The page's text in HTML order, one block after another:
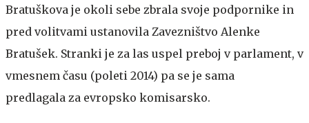
Bratuškova je okoli sebe zbrala svoje podpornike in
pred volitvami ustanovila Zavezništvo Alenke
Bratušek. Stranki je za las uspel preboj v parlament, v
vmesnem času (poleti 2014) pa se je sama
predlagala za evropsko komisarsko.